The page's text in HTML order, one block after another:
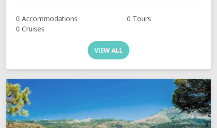
0 Accommodations
0 Tours
0 Cruises
VIEW ALL